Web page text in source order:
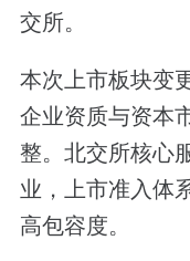
交所。
本次上市板块变
企业资质与资本
整。北交所核心
业，上市准入体
高包容度。